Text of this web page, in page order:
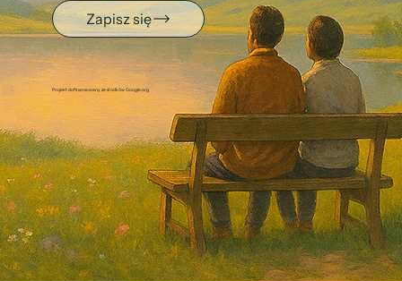
Zapisz się
Projekt dofinansowany ze środków Google.org